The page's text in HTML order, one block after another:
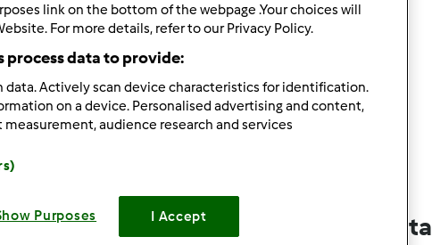
----
Difficoltà
--
Preparazione della ricetta
link on the bottom of the webpage .Your choices will
For more details, refer to our Privacy Policy.
process data to provide:
data. Actively scan device characteristics for identification.
on a device. Personalised advertising and content,
audience research and services
Purposes I Accept